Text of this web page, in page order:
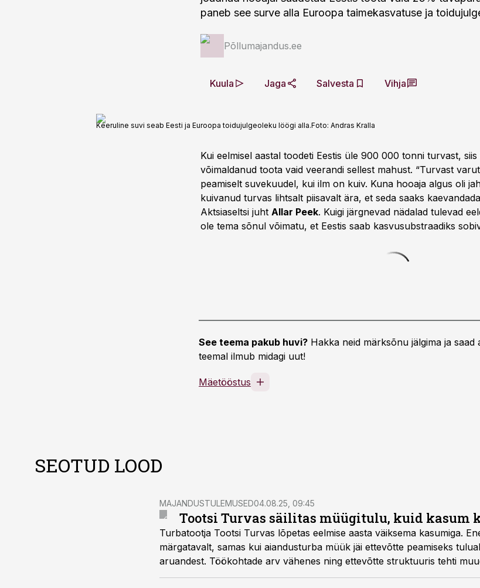
paneb see surve alla Euroopa taimekasvatuse ja
Põllumajandus.ee
Kuula Jaga Salvesta Vihja
Keeruline suvi seab Eesti ja Euroopa toidujulgeoleku löögi alla.Foto: Andras Kralla
Kui eelmisel aastal toodeti Eestis üle 900 000 tonni turvast,
võimaldanud toota vaid veerandi sellest mahust. “Turvast
peamiselt suvekuudel, kui ilm on kuiv. Kuna hooaja algus oli
kuivanud turvas lihtsalt piisavalt ära, et seda saaks
Aktsiaseltsi juht Allar Peek. Kuigi järgnevad nädalad tulevad
ole tema sõnul võimatu, et Eestis saab kasvusubstraadiks
See teema pakub huvi? Hakka neid märksõnu jälgima ja saad
teemal ilmub midagi uut!
Mäetööstus
SEOTUD LOOD
MAJANDUSTULEMUSED04.08.25, 09:45
Tootsi Turvas säilitas müügitulu, kuid kasum
Turbatootja Tootsi Turvas lõpetas eelmise aasta väiksema kasumiga.
märgatavalt, samas kui aiandusturba müük jäi ettevõtte peamiseks
aruandest. Töökohtade arv vähenes ning ettevõtte struktuuris tehti